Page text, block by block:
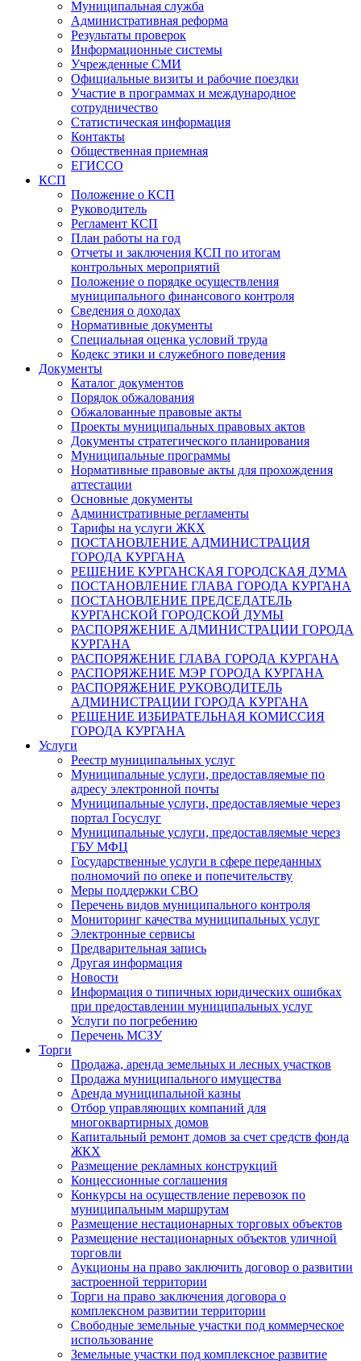
Муниципальная служба
Административная реформа
Результаты проверок
Информационные системы
Учрежденные СМИ
Официальные визиты и рабочие поездки
Участие в программах и международное
сотрудничество
Статистическая информация
Контакты
Общественная приемная
ЕГИССО
КСП
Положение о КСП
Руководитель
Регламент КСП
План работы на год
Отчеты и заключения КСП по итогам
контрольных мероприятий
Положение о порядке осуществления
муниципального финансового контроля
Сведения о доходах
Нормативные документы
Специальная оценка условий труда
Кодекс этики и служебного поведения
Документы
Каталог документов
Порядок обжалования
Обжалованные правовые акты
Проекты муниципальных правовых актов
Документы стратегического планирования
Муниципальные программы
Нормативные правовые акты для прохождения
аттестации
Основные документы
Административные регламенты
Тарифы на услуги ЖКХ
ПОСТАНОВЛЕНИЕ АДМИНИСТРАЦИЯ
ГОРОДА КУРГАНА
РЕШЕНИЕ КУРГАНСКАЯ ГОРОДСКАЯ ДУМА
ПОСТАНОВЛЕНИЕ ГЛАВА ГОРОДА КУРГАНА
ПОСТАНОВЛЕНИЕ ПРЕДСЕДАТЕЛЬ
КУРГАНСКОЙ ГОРОДСКОЙ ДУМЫ
РАСПОРЯЖЕНИЕ АДМИНИСТРАЦИИ ГОРОДА
КУРГАНА
РАСПОРЯЖЕНИЕ ГЛАВА ГОРОДА КУРГАНА
РАСПОРЯЖЕНИЕ МЭР ГОРОДА КУРГАНА
РАСПОРЯЖЕНИЕ РУКОВОДИТЕЛЬ
АДМИНИСТРАЦИИ ГОРОДА КУРГАНА
РЕШЕНИЕ ИЗБИРАТЕЛЬНАЯ КОМИССИЯ
ГОРОДА КУРГАНА
Услуги
Реестр муниципальных услуг
Муниципальные услуги, предоставляемые по
адресу электронной почты
Муниципальные услуги, предоставляемые через
портал Госуслуг
Муниципальные услуги, предоставляемые через
ГБУ МФЦ
Государственные услуги в сфере переданных
полномочий по опеке и попечительству
Меры поддержки СВО
Перечень видов муниципального контроля
Мониторинг качества муниципальных услуг
Электронные сервисы
Предварительная запись
Другая информация
Новости
Информация о типичных юридических ошибках
при предоставлении муниципальных услуг
Услуги по погребению
Перечень МСЗУ
Торги
Продажа, аренда земельных и лесных участков
Продажа муниципального имущества
Аренда муниципальной казны
Отбор управляющих компаний для
многоквартирных домов
Капитальный ремонт домов за счет средств фонда
ЖКХ
Размещение рекламных конструкций
Концессионные соглашения
Конкурсы на осуществление перевозок по
муниципальным маршрутам
Размещение нестационарных торговых объектов
Размещение нестационарных объектов уличной
торговли
Аукционы на право заключить договор о развитии
застроенной территории
Торги на право заключения договора о
комплексном развитии территории
Свободные земельные участки под коммерческое
использование
Земельные участки под комплексное развитие